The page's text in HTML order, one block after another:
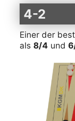
4-2
Einer der
als 8/4 und